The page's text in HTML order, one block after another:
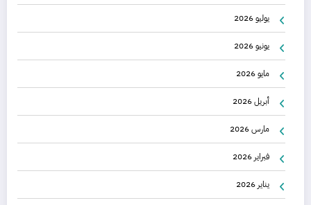
يوليو 2026
يونيو 2026
مايو 2026
أبريل 2026
مارس 2026
فبراير 2026
يناير 2026